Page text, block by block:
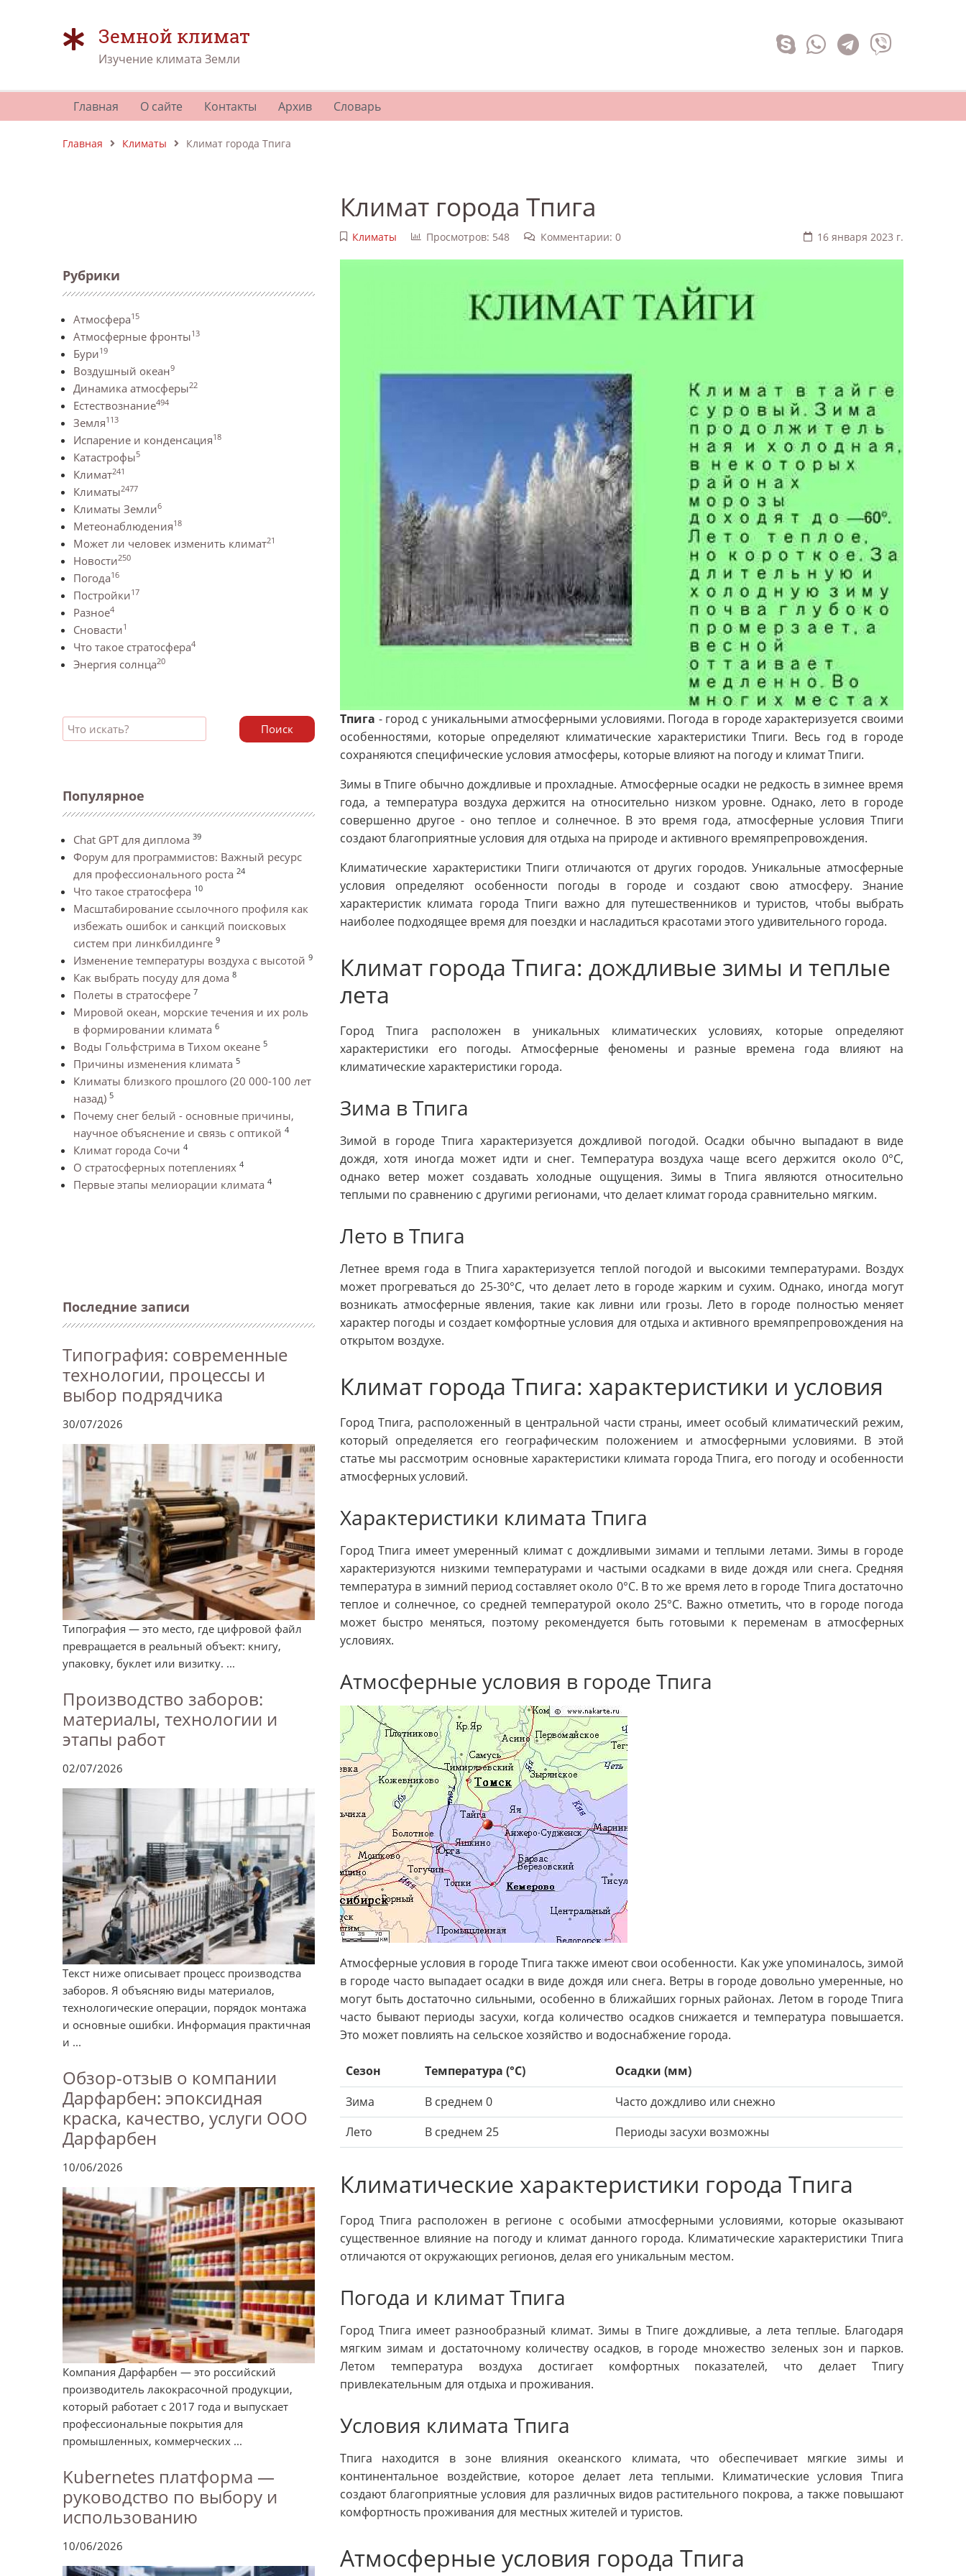
Земной климат
Изучение климата Земли
Главная О сайте Контакты Архив Словарь
Главная Климаты Климат города Тпига
Рубрики
Атмосфера15
Атмосферные фронты13
Бури19
Воздушный океан9
Динамика атмосферы22
Естествознание494
Земля113
Испарение и конденсация18
Катастрофы5
Климат241
Климаты2477
Климаты Земли6
Метеонаблюдения18
Может ли человек изменить климат21
Новости250
Погода16
Постройки17
Разное4
Сновасти1
Что такое стратосфера4
Энергия солнца20
Поиск
Популярное
Chat GPT для диплома 39
Форум для программистов: Важный ресурс
для профессионального роста 24
Что такое стратосфера 10
Масштабирование ссылочного профиля как
избежать ошибок и санкций поисковых
систем при линкбилдинге 9
Изменение температуры воздуха с высотой 9
Как выбрать посуду для дома 8
Полеты в стратосфере 7
Мировой океан, морские течения и их роль
в формировании климата 6
Воды Гольфстрима в Тихом океане 5
Причины изменения климата 5
Климаты близкого прошлого (20 000-100 лет
назад) 5
Почему снег белый - основные причины,
научное объяснение и связь с оптикой 4
Климат города Сочи 4
О стратосферных потеплениях 4
Первые этапы мелиорации климата 4
Последние записи
Типография: современные
технологии, процессы и
выбор подрядчика
30/07/2026
Типография — это место, где цифровой файл
превращается в реальный объект: книгу,
упаковку, буклет или визитку. ...
Производство заборов:
материалы, технологии и
этапы работ
02/07/2026
Текст ниже описывает процесс производства
заборов. Я объясняю виды материалов,
технологические операции, порядок монтажа
и основные ошибки. Информация практичная
и ...
Обзор-отзыв о компании
Дарфарбен: эпоксидная
краска, качество, услуги ООО
Дарфарбен
10/06/2026
Компания Дарфарбен — это российский
производитель лакокрасочной продукции,
который работает с 2017 года и выпускает
профессиональные покрытия для
промышленных, коммерческих ...
Kubernetes платформа —
руководство по выбору и
использованию
10/06/2026
Климат города Тпига
Климаты Просмотров: 548 Комментарии: 0 16 января 2023 г.
Тпига - город с уникальными атмосферными условиями. Погода в городе характеризуется своими
особенностями, которые определяют климатические характеристики Тпиги. Весь год в городе
сохраняются специфические условия атмосферы, которые влияют на погоду и климат Тпиги.
Зимы в Тпиге обычно дождливые и прохладные. Атмосферные осадки не редкость в зимнее время
года, а температура воздуха держится на относительно низком уровне. Однако, лето в городе
совершенно другое - оно теплое и солнечное. В это время года, атмосферные условия Тпиги
создают благоприятные условия для отдыха на природе и активного времяпрепровождения.
Климатические характеристики Тпиги отличаются от других городов. Уникальные атмосферные
условия определяют особенности погоды в городе и создают свою атмосферу. Знание
характеристик климата города Тпиги важно для путешественников и туристов, чтобы выбрать
наиболее подходящее время для поездки и насладиться красотами этого удивительного города.
Климат города Тпига: дождливые зимы и теплые
лета
Город Тпига расположен в уникальных климатических условиях, которые определяют
характеристики его погоды. Атмосферные феномены и разные времена года влияют на
климатические характеристики города.
Зима в Тпига
Зимой в городе Тпига характеризуется дождливой погодой. Осадки обычно выпадают в виде
дождя, хотя иногда может идти и снег. Температура воздуха чаще всего держится около 0°C,
однако ветер может создавать холодные ощущения. Зимы в Тпига являются относительно
теплыми по сравнению с другими регионами, что делает климат города сравнительно мягким.
Лето в Тпига
Летнее время года в Тпига характеризуется теплой погодой и высокими температурами. Воздух
может прогреваться до 25-30°C, что делает лето в городе жарким и сухим. Однако, иногда могут
возникать атмосферные явления, такие как ливни или грозы. Лето в городе полностью меняет
характер погоды и создает комфортные условия для отдыха и активного времяпрепровождения на
открытом воздухе.
Климат города Тпига: характеристики и условия
Город Тпига, расположенный в центральной части страны, имеет особый климатический режим,
который определяется его географическим положением и атмосферными условиями. В этой
статье мы рассмотрим основные характеристики климата города Тпига, его погоду и особенности
атмосферных условий.
Характеристики климата Тпига
Город Тпига имеет умеренный климат с дождливыми зимами и теплыми летами. Зимы в городе
характеризуются низкими температурами и частыми осадками в виде дождя или снега. Средняя
температура в зимний период составляет около 0°C. В то же время лето в городе Тпига достаточно
теплое и солнечное, со средней температурой около 25°C. Важно отметить, что в городе погода
может быстро меняться, поэтому рекомендуется быть готовыми к переменам в атмосферных
условиях.
Атмосферные условия в городе Тпига
Атмосферные условия в городе Тпига также имеют свои особенности. Как уже упоминалось, зимой
в городе часто выпадает осадки в виде дождя или снега. Ветры в городе довольно умеренные, но
могут быть достаточно сильными, особенно в ближайших горных районах. Летом в городе Тпига
часто бывают периоды засухи, когда количество осадков снижается и температура повышается.
Это может повлиять на сельское хозяйство и водоснабжение города.
Сезон Температура (°C)
Осадки (мм)
Зима
В среднем 0
Часто дождливо или снежно
Лето
В среднем 25 Периоды засухи возможны
Климатические характеристики города Тпига
Город Тпига расположен в регионе с особыми атмосферными условиями, которые оказывают
существенное влияние на погоду и климат данного города. Климатические характеристики Тпига
отличаются от окружающих регионов, делая его уникальным местом.
Погода и климат Тпига
Город Тпига имеет разнообразный климат. Зимы в Тпиге дождливые, а лета теплые. Благодаря
мягким зимам и достаточному количеству осадков, в городе множество зеленых зон и парков.
Летом температура воздуха достигает комфортных показателей, что делает Тпигу
привлекательным для отдыха и проживания.
Условия климата Тпига
Тпига находится в зоне влияния океанского климата, что обеспечивает мягкие зимы и
континентальное воздействие, которое делает лета теплыми. Климатические условия Тпига
создают благоприятные условия для различных видов растительного покрова, а также повышают
комфортность проживания для местных жителей и туристов.
Атмосферные условия города Тпига